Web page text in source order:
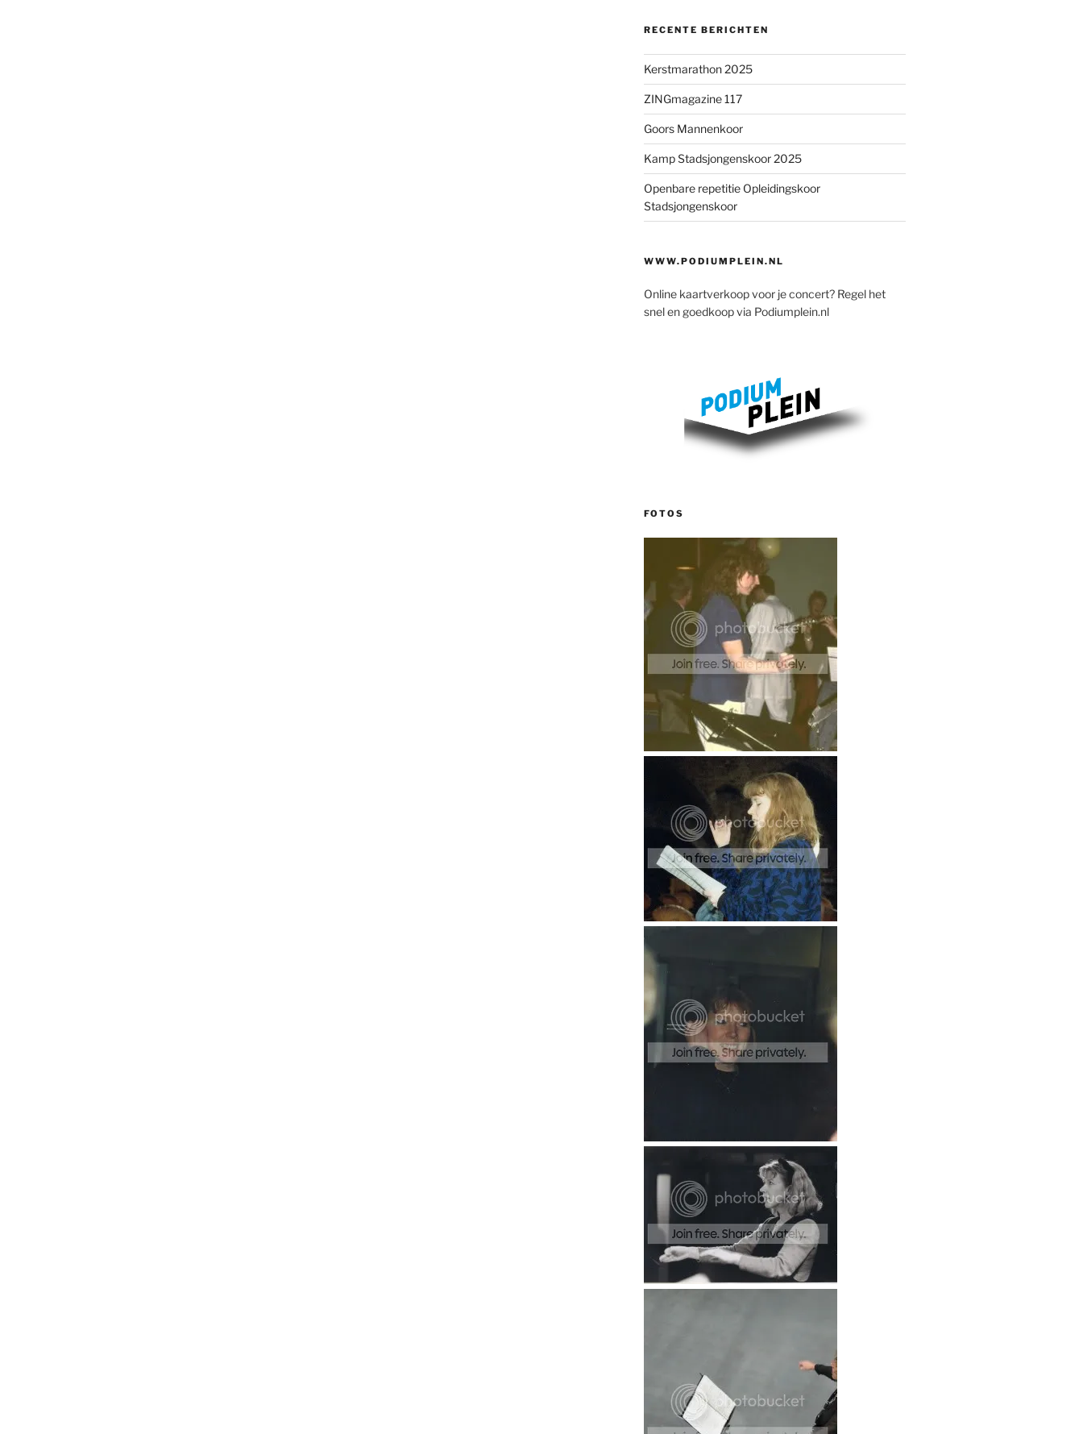
RECENTE BERICHTEN
Kerstmarathon 2025
ZINGmagazine 117
Goors Mannenkoor
Kamp Stadsjongenskoor 2025
Openbare repetitie Opleidingskoor
Stadsjongenskoor
WWW.PODIUMPLEIN.NL
Online kaartverkoop voor je concert? Regel het
snel en goedkoop via Podiumplein.nl
FOTOS